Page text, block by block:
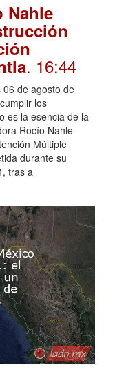
Nahle
. 16:44
06 de agosto de
los
es la esencia de la
Rocío Nahle
Múltiple
durante su
tras a